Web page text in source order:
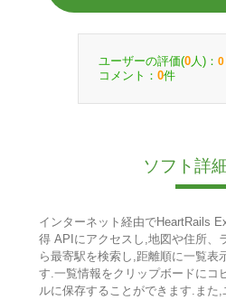
ユーザーの評価(0 人)： 0
コメント： 0件
ソフト詳
インターネット経由でHeartRails
得 APIにアクセスし,地図や住所、
ら最寄駅を検索し,距離順に一覧表
す.一覧情報をクリップボードにコ
ルに保存することができます.また